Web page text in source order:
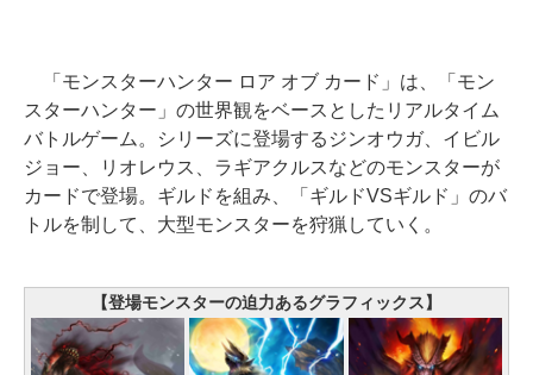
「モンスターハンター ロア オブ カード」は、「モン
スターハンター」の世界観をベースとしたリアルタイム
バトルゲーム。シリーズに登場するジンオウガ、イビル
ジョー、リオレウス、ラギアクルスなどのモンスターが
カードで登場。ギルドを組み、「ギルドVSギルド」のバ
トルを制して、大型モンスターを狩猟していく。
【登場モンスターの迫力あるグラフィックス】